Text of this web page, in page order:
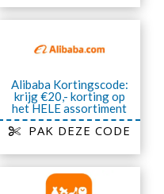
Alibaba Kortingscode:
krijg €20,- korting op
het HELE assortiment
PAK DEZE CODE